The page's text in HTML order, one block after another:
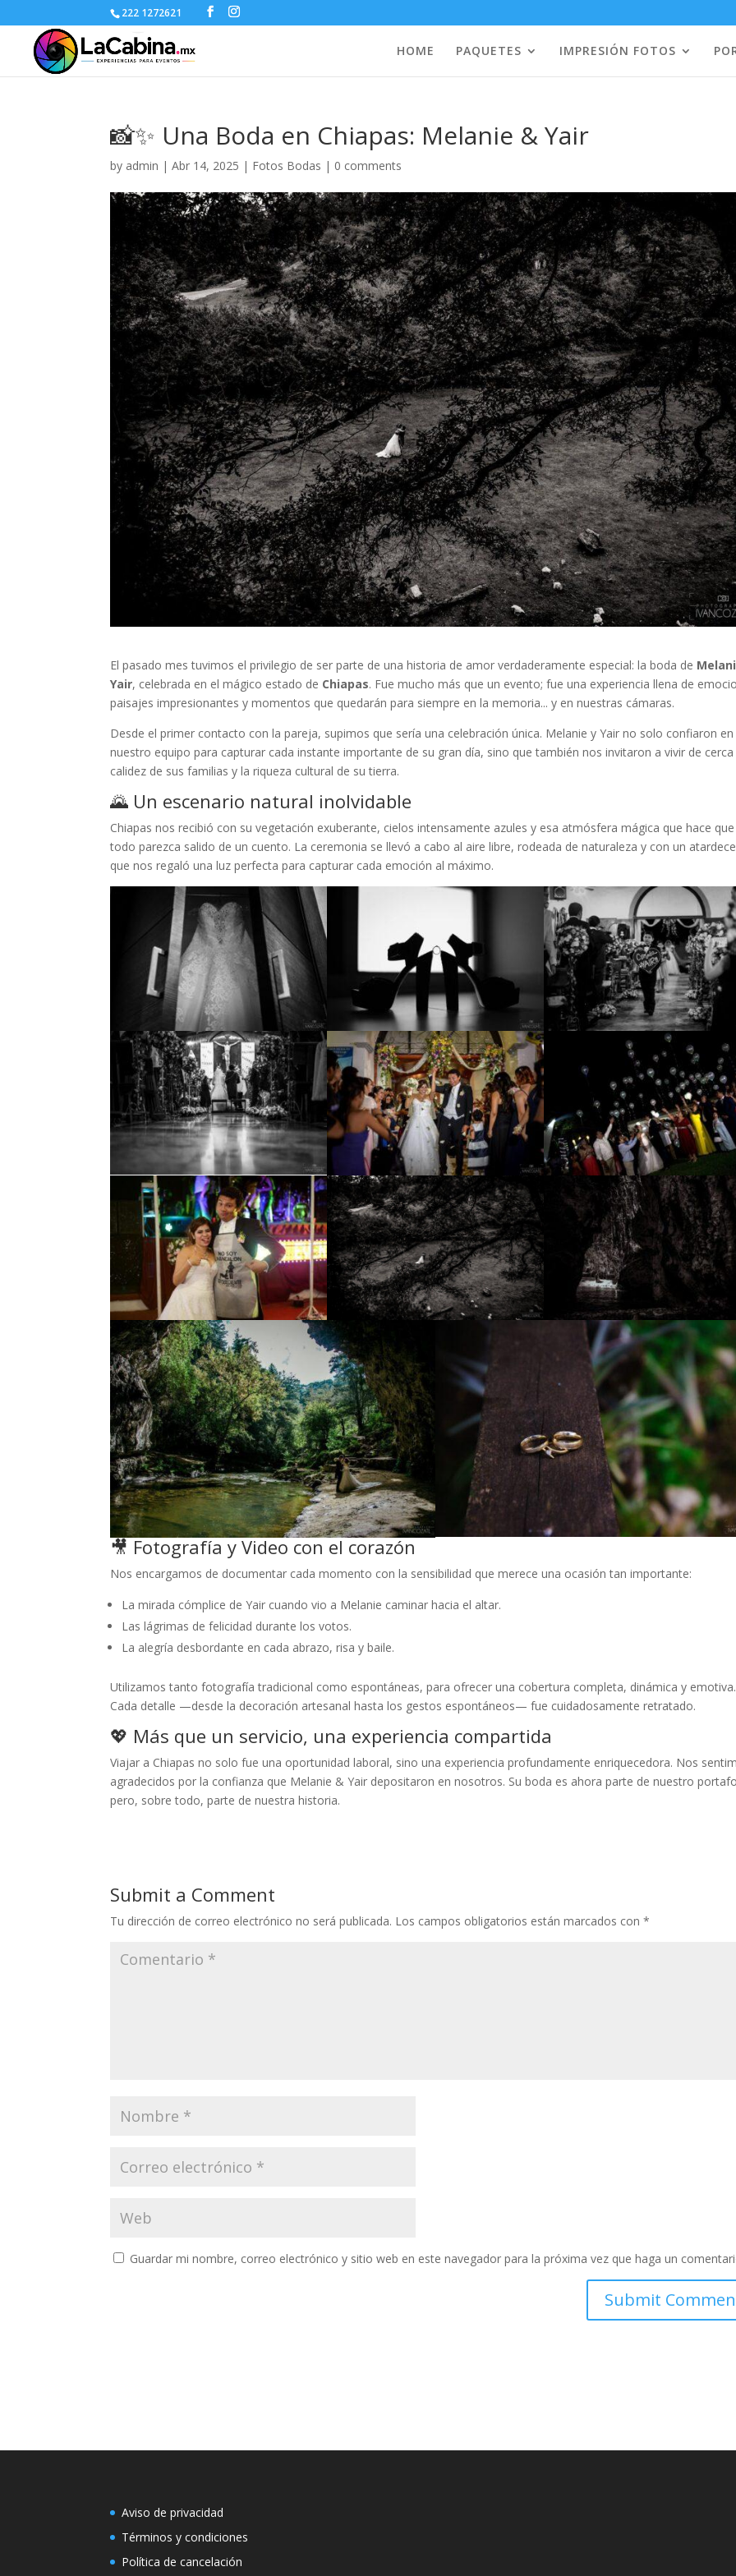
222 1272621
HOME PAQUETES IMPRESIÓN FOTOS
📸✨ Una Boda en Chiapas: Melanie & Yair
by admin |Abr 14, 2025 | Fotos Bodas | 0 comments
El pasado mes tuvimos el privilegio de ser parte de una historia de amor verdaderamente especial: la boda de
Yair, celebrada en el mágico estado de Chiapas. Fue mucho más que un evento; fue una experiencia llena de
paisajes impresionantes y momentos que quedarán para siempre en la memoria... y en nuestras cámaras.
Desde el primer contacto con la pareja, supimos que sería una celebración única. Melanie y Yair no solo confiaron en
nuestro equipo para capturar cada instante importante de su gran día, sino que también nos invitaron a vivir de
calidez de sus familias y la riqueza cultural de su tierra.
🌄 Un escenario natural inolvidable
Chiapas nos recibió con su vegetación exuberante, cielos intensamente azules y esa atmósfera mágica que hace que
todo parezca salido de un cuento. La ceremonia se llevó a cabo al aire libre, rodeada de naturaleza y con un
que nos regaló una luz perfecta para capturar cada emoción al máximo.
🎥 Fotografía y Video con el corazón
Nos encargamos de documentar cada momento con la sensibilidad que merece una ocasión tan importante:
La mirada cómplice de Yair cuando vio a Melanie caminar hacia el altar.
Las lágrimas de felicidad durante los votos.
La alegría desbordante en cada abrazo, risa y baile.
Utilizamos tanto fotografía tradicional como espontáneas, para ofrecer una cobertura completa, dinámica y emotiva.
Cada detalle —desde la decoración artesanal hasta los gestos espontáneos— fue cuidadosamente retratado.
💖 Más que un servicio, una experiencia compartida
Viajar a Chiapas no solo fue una oportunidad laboral, sino una experiencia profundamente enriquecedora. Nos
agradecidos por la confianza que Melanie & Yair depositaron en nosotros. Su boda es ahora parte de nuestro
pero, sobre todo, parte de nuestra historia.
Submit a Comment
Tu dirección de correo electrónico no será publicada. Los campos obligatorios están marcados con*
Guardar mi nombre, correo electrónico y sitio web en este navegador para la próxima vez que haga un
Aviso de privacidad
Términos y condiciones
Política de cancelación